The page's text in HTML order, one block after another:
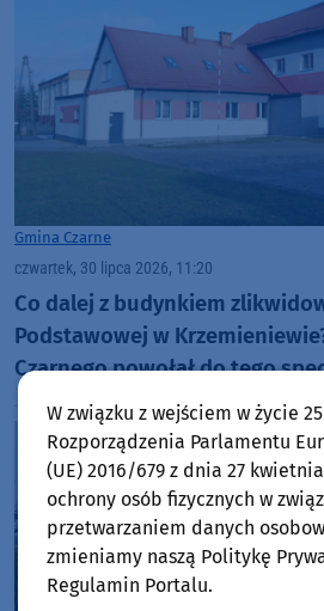
Gmina Czarne
czwartek, 30 lipca 2026, 11:20
Co dalej z budynkiem
Podstawowej w
Czarnego powołał do tego
W związku z wejściem w życie
Rozporządzenia Parlamentu
(UE) 2016/679 z dnia 27
ochrony osób fizycznych w
przetwarzaniem danych
zmieniamy naszą Politykę
Regulamin Portalu.